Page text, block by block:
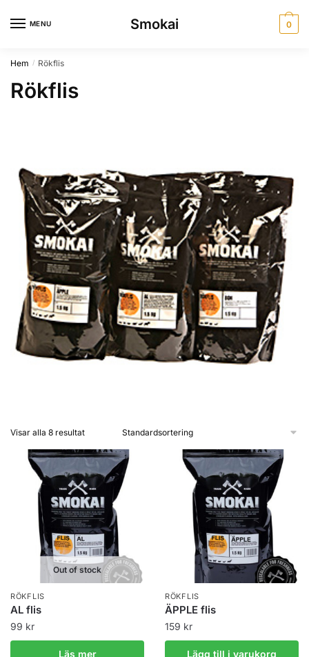
MENU Smokai 0
Hem / Rökflis
Rökflis
Visar alla 8 resultat
Out of stock
RÖKFLIS
AL flis
99 kr
Läs mer
RÖKFLIS
ÄPPLE flis
159 kr
Lägg till i varukorg